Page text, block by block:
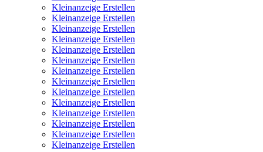
Kleinanzeige Erstellen
Kleinanzeige Erstellen
Kleinanzeige Erstellen
Kleinanzeige Erstellen
Kleinanzeige Erstellen
Kleinanzeige Erstellen
Kleinanzeige Erstellen
Kleinanzeige Erstellen
Kleinanzeige Erstellen
Kleinanzeige Erstellen
Kleinanzeige Erstellen
Kleinanzeige Erstellen
Kleinanzeige Erstellen
Kleinanzeige Erstellen